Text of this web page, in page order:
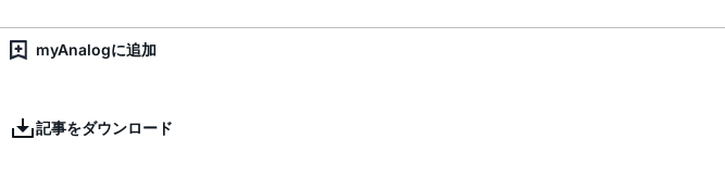
myAnalogに追加
記事をダウンロード